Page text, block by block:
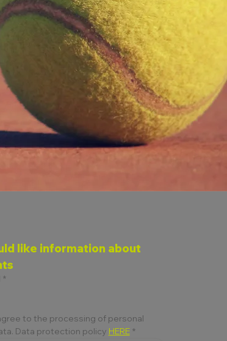
like information about
*
to the processing of personal
Data protection policy HERE *